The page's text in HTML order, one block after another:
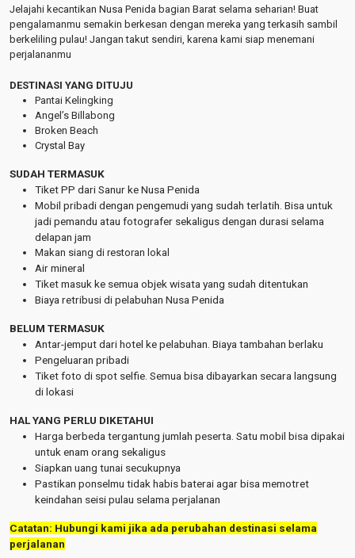
Jelajahi kecantikan Nusa Penida bagian Barat selama seharian! Buat
pengalamanmu semakin berkesan dengan mereka yang terkasih sambil
berkeliling pulau! Jangan takut sendiri, karena kami siap menemani
perjalananmu
DESTINASI YANG DITUJU
Pantai Kelingking
Angel’s Billabong
Broken Beach
Crystal Bay
SUDAH TERMASUK
Tiket PP dari Sanur ke Nusa Penida
Mobil pribadi dengan pengemudi yang sudah terlatih. Bisa untuk
jadi pemandu atau fotografer sekaligus dengan durasi selama
delapan jam
Makan siang di restoran lokal
Air mineral
Tiket masuk ke semua objek wisata yang sudah ditentukan
Biaya retribusi di pelabuhan Nusa Penida
BELUM TERMASUK
Antar-jemput dari hotel ke pelabuhan. Biaya tambahan berlaku
Pengeluaran pribadi
Tiket foto di spot selfie. Semua bisa dibayarkan secara langsung
di lokasi
HAL YANG PERLU DIKETAHUI
Harga berbeda tergantung jumlah peserta. Satu mobil bisa dipakai
untuk enam orang sekaligus
Siapkan uang tunai secukupnya
Pastikan ponselmu tidak habis baterai agar bisa memotret
keindahan seisi pulau selama perjalanan
Catatan: Hubungi kami jika ada perubahan destinasi selama
perjalanan